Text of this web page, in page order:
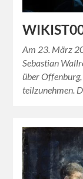
Am 23. März
Sebastian
über
teilzunehmen.